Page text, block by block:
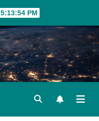
5:13:55 PM